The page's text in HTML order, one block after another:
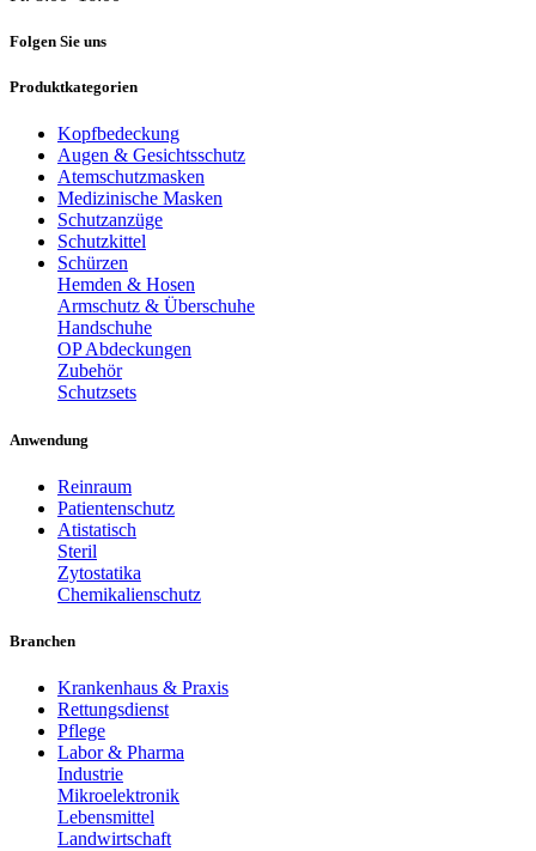
Folgen Sie uns
Produktkategorien
Kopfbedeckung
Augen & Gesichtsschutz
Atemschutzmasken
Medizinische Masken
Schutzanzüge
Schutzkittel
Schürzen
Hemden & Hosen
Armschutz & Überschuhe
Handschuhe
OP Abdeckungen
Zubehör
Schutzsets
Anwendung
Reinraum
Patientenschutz
Atistatisch
Steril
Zytostatika
Chemikalienschutz
Branchen
Krankenhaus & Praxis
Rettungsdienst
Pflege
Labor & Pharma
Industrie
Mikroelektronik
Lebensmittel
Landwirtschaft